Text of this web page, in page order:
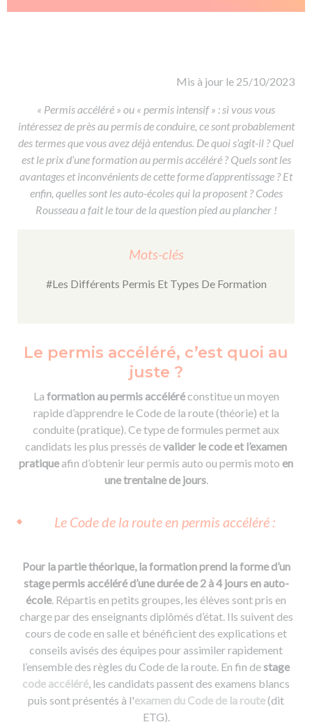
Formations pro.
Mis à jour le 25/10/2023
« Permis accéléré » ou « permis intensif » : sivous vous
intéressez de près au permis de conduire, ce sont probablement
des termes que vous avez déjà entendus. De quoi s’agit-il ? Quel
est le prix d’une formation au permis accéléré ? Quels sont les
avantages et inconvénients de cette forme d’apprentissage ? Et
enfin, quelles sont les auto-écoles qui la proposent ? Codes
Rousseau a fait le tour de la question pied au plancher !
Mots-clés
#Les Différents Permis Et Types De Formation
Le permis accéléré, c’est quoi au
juste ?
La formation au permis accéléréconstitue un moyen
rapide d’apprendre le Code de la route (théorie) et la
conduite (pratique). Ce type de formules permet aux
candidats les plus pressés devalider le code et l’examen
pratiqueafin d’obtenir leur permis auto ou permis moto en
une trentaine de jours.
Le Code de la route en permis accéléré :
Pour la partie théorique, la formation prend la forme d’un
stage permis accéléré d’une durée de 2 à 4 jours en auto-
école. Répartis en petits groupes, les élèves sont pris en
charge par des enseignants diplômés d’état. Ils suivent des
cours de code en salle et bénéficient des explications et
conseils avisés des équipes pour assimiler rapidement
l’ensemble des règles du Code de la route. En fin destage
code accéléré, les candidats passent des examens blancs
puis sont présentés à l'examen du Code de la route(dit
ETG).